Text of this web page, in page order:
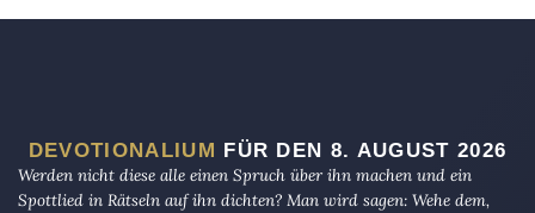
DEVOTIONALIUM FÜR DEN 8. AUGUST 2026
Werden nicht diese alle einen Spruch über ihn machen und ein
Spottlied in Rätseln auf ihn dichten? Man wird sagen: Wehe dem,